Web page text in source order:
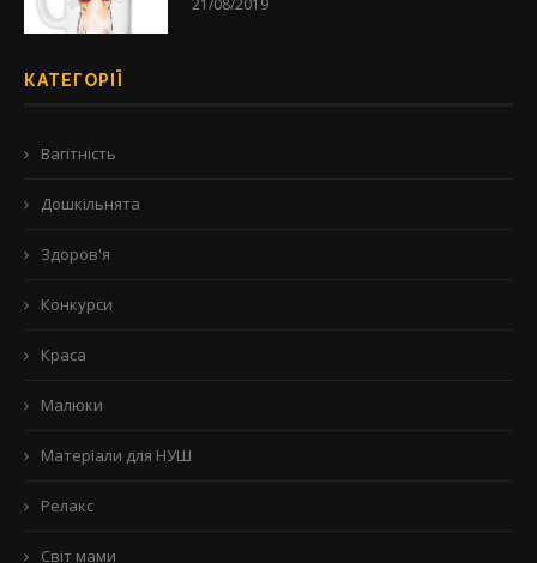
21/08/2019
КАТЕГОРІЇ
Вагітність
Дошкільнята
Здоров'я
Конкурси
Краса
Малюки
Матеріали для НУШ
Релакс
Світ мами